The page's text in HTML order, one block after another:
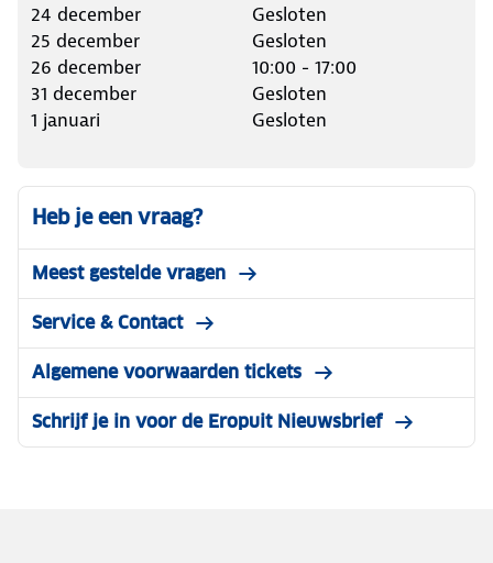
24 december
Gesloten
25 december
Gesloten
26 december
10:00 - 17:00
31 december
Gesloten
1 januari
Gesloten
Heb je een vraag?
Meest gestelde vragen
Service & Contact
Algemene voorwaarden tickets
Schrijf je in voor de Eropuit Nieuwsbrief